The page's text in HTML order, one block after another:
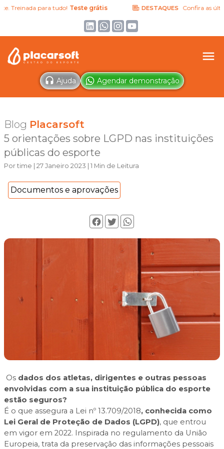
para tudo! Teste grátis DESTAQUES Confira as últimas
Ajuda Agendar demonstração
Blog Placarsoft
5 orientações sobre LGPD nas instituições
públicas do esporte
Por time | 27 Janeiro 2023 | 1 Min de Leitura
Documentos e aprovações
Os dados dos atletas, dirigentes e outras pessoas
envolvidas com a sua instituição pública do esporte
estão seguros?
É o que assegura a Lei nº 13.709/2018, conhecida como
Lei Geral de Proteção de Dados (LGPD), que entrou
em vigor em 2022. Inspirada no regulamento da União
Europeia, trata da preservação das informações pessoais